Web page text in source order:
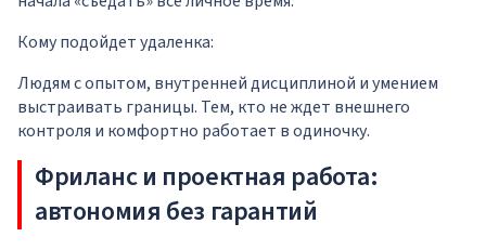
Кому подойдет удаленка:
Людям с опытом, внутренней дисциплиной и умением
выстраивать границы. Тем, кто не ждет внешнего
контроля и комфортно работает в одиночку.
Фриланс и проектная работа:
автономия без гарантий